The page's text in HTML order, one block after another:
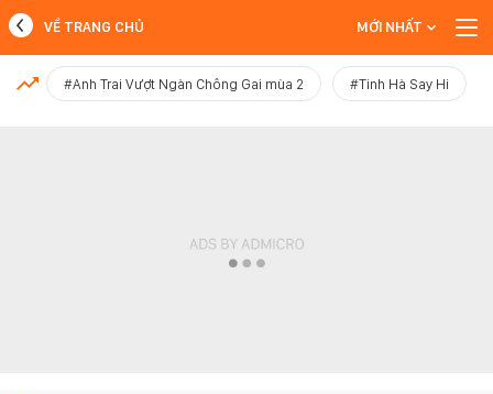
MỚI NHẤT
VỀ TRANG CHỦ MỚI NHẤT
#Anh Trai Vượt Ngàn Chông Gai mùa 2 #Tinh Hà Say Hi